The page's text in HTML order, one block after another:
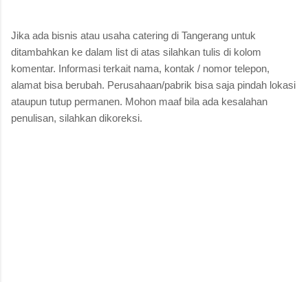
Jika ada bisnis atau usaha catering di Tangerang untuk
ditambahkan ke dalam list di atas silahkan tulis di kolom
komentar. Informasi terkait nama, kontak / nomor telepon,
alamat bisa berubah. Perusahaan/pabrik bisa saja pindah lokasi
ataupun tutup permanen. Mohon maaf bila ada kesalahan
penulisan, silahkan dikoreksi.